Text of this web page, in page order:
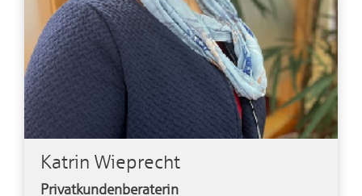
Katrin Wieprecht
Privatkundenberaterin